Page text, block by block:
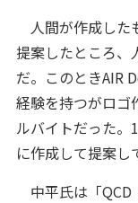
人間が作成した
提案したところ、
だ。このときAIR
経験を持つがロゴ
ルバイトだった。
に作成して提案し
中平氏は「